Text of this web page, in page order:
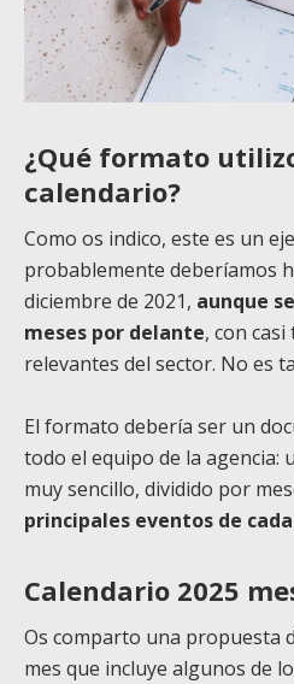
¿Qué formato
calendario?
Como os indico, este es un
probablemente deberíamos
diciembre de 2021, aunque
meses por delante, con
relevantes del sector. No es
El formato debería ser un
todo el equipo de la agencia:
muy sencillo, dividido por
principales eventos de
Calendario 2025
Os comparto una propuesta
mes que incluye algunos de